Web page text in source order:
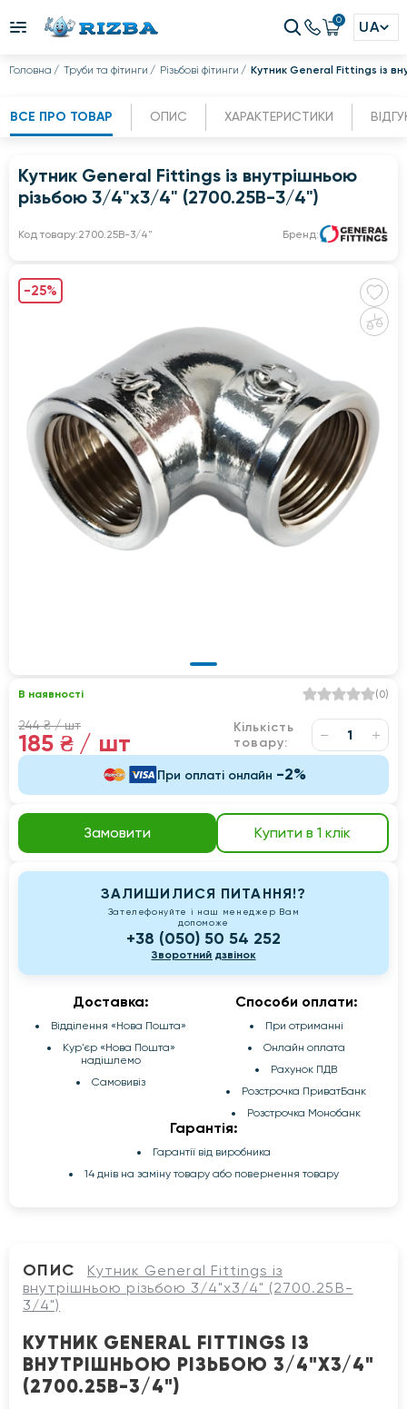
0 UA
Головна Труби та фітинги Різьбові фітинги Кутник General Fittings із
ВСЕ ПРО ТОВАР ОПИС ХАРАКТЕРИСТИКИ
Кутник General Fittings із внутрішньою
різьбою 3/4"x3/4" (2700.25B-3/4")
Код товару:2700.25B-3/4" Бренд:
-25%
В наявності (0)
244 ₴/ шт
185 ₴/ шт
Кількість
товару:
При оплаті онлайн -2%
Замовити Купити в 1 клік
ЗАЛИШИЛИСЯ ПИТАННЯ!?
Зателефонуйте і наш менеджер Вам
допоможе
+38 (050) 50 54 252
Зворотний дзвінок
Доставка:
Відділення «Нова Пошта»
Кур'єр «Нова Пошта»
надішлемо
Самовивіз
Способи оплати:
При отриманні
Онлайн оплата
Рахунок ПДВ
Розстрочка ПриватБанк
Розстрочка Монобанк
Гарантія:
Гарантії від виробника
14 днів на заміну товару або повернення товару
ОПИС
Кутник General Fittings із
внутрішньою різьбою 3/4"x3/4" (2700.25B-
3/4")
КУТНИК GENERAL FITTINGS ІЗ
ВНУТРІШНЬОЮ РІЗЬБОЮ 3/4"X3/4"
(2700.25B-3/4")